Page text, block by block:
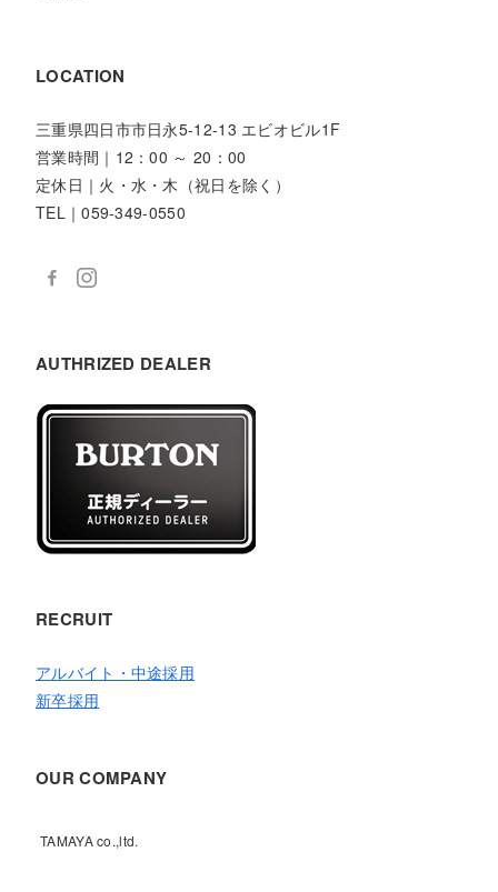
LOCATION
三重県四日市市日永5-12-13 エビオビル1F
営業時間｜12：00 ～ 20：00
定休日｜火・水・木（祝日を除く）
TEL｜059-349-0550
AUTHRIZED DEALER
RECRUIT
アルバイト・中途採用
新卒採用
OUR COMPANY
TAMAYA co.,ltd.